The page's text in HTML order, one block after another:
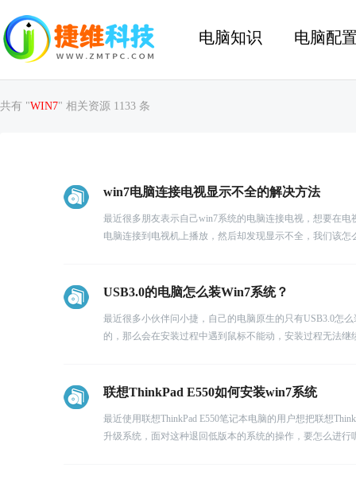
电脑知识 电脑配
共有 "WIN7" 相关资源 1133 条
win7电脑连接电视显示不全的解决方法
最近很多朋友表示自己win7系统的电脑连接电视，想要在
电脑连接到电视机上播放，然后却发现显示不全，我们该怎
USB3.0的电脑怎么装Win7系统？
最近很多小伙伴问小捷，自己的电脑原生的只有USB3.0怎
的，那么会在安装过程中遇到鼠标不能动，安装过程无法继
联想ThinkPad E550如何安装win7系统
最近使用联想ThinkPad E550笔记本电脑的用户想把联想
升级系统，面对这种退回低版本的系统的操作，要怎么进行